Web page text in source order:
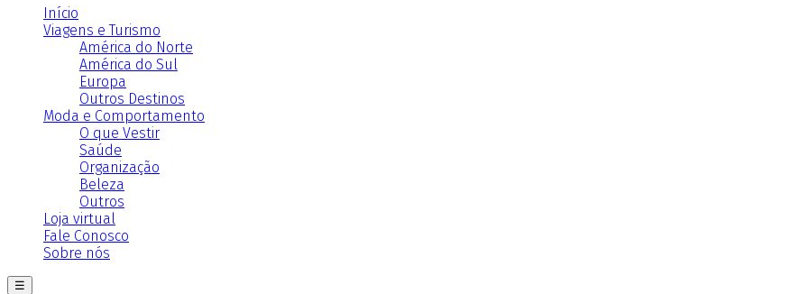
Início
Viagens e Turismo
América do Norte
América do Sul
Europa
Outros Destinos
Moda e Comportamento
O que Vestir
Saúde
Organização
Beleza
Outros
Loja virtual
Fale Conosco
Sobre nós
☰